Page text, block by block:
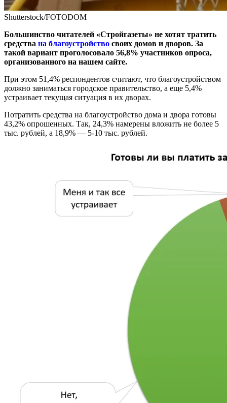
Shutterstock/FOTODOM
Большинство читателей «Стройгазеты» не хотят тратить
средства на благоустройство своих домов и дворов. За
такой вариант проголосовало 56,8% участников опроса,
организованного на нашем сайте.
При этом 51,4% респондентов считают, что благоустройством
должно заниматься городское правительство, а еще 5,4%
устраивает текущая ситуация в их дворах.
Потратить средства на благоустройство дома и двора готовы
43,2% опрошенных. Так, 24,3% намерены вложить не более 5
тыс. рублей, а 18,9% — 5-10 тыс. рублей.